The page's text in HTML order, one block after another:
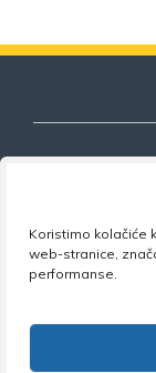
Koristimo kolačiće
web-stranice,
performanse.
Nezavisni
obrazovanja